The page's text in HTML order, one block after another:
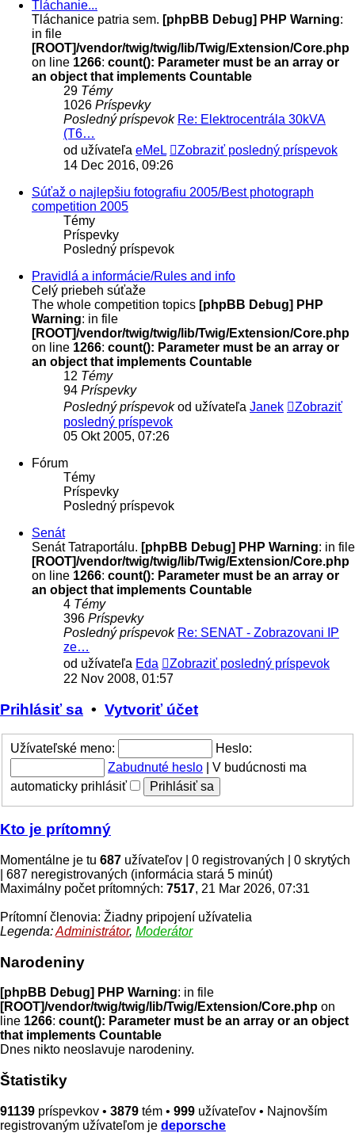
Tláchanie...
Tláchanice patria sem. [phpBB Debug] PHP Warning:
in file
[ROOT]/vendor/twig/twig/lib/Twig/Extension/Core.php
on line 1266: count(): Parameter must be an array or
an object that implements Countable
29 Témy
1026 Príspevky
Posledný príspevok Re: Elektrocentrála 30kVA
(T6…
od užívateľa eMeL
Zobraziť posledný príspevok
14 Dec 2016, 09:26
Súťaž o najlepšiu fotografiu 2005/Best photograph
competition 2005
Témy
Príspevky
Posledný príspevok
Pravidlá a informácie/Rules and info
Celý priebeh súťaže
The whole competition topics [phpBB Debug] PHP
Warning: in file
[ROOT]/vendor/twig/twig/lib/Twig/Extension/Core.php
on line 1266: count(): Parameter must be an array or
an object that implements Countable
12 Témy
94 Príspevky
Posledný príspevokod užívateľa Janek
Zobraziť
posledný príspevok
05 Okt 2005, 07:26
Fórum
Témy
Príspevky
Posledný príspevok
Senát
Senát Tatraportálu. [phpBB Debug] PHP Warning: in file
[ROOT]/vendor/twig/twig/lib/Twig/Extension/Core.php
on line 1266: count(): Parameter must be an array or
an object that implements Countable
4 Témy
396 Príspevky
Posledný príspevok Re: SENAT - Zobrazovani IP
ze…
od užívateľa Eda
Zobraziť posledný príspevok
22 Nov 2008, 01:57
Prihlásiť sa • Vytvoriť účet
Užívateľské meno:
Heslo:
Zabudnuté heslo
V budúcnosti ma
automaticky prihlásiť
Kto je prítomný
Momentálne je tu 687 užívateľov | 0 registrovaných | 0 skrytých
| 687 neregistrovaných (informácia stará 5 minút)
Maximálny počet prítomných: 7517, 21 Mar 2026, 07:31
Prítomní členovia: Žiadny pripojení užívatelia
Legenda:Administrátor, Moderátor
Narodeniny
[phpBB Debug] PHP Warning: in file
[ROOT]/vendor/twig/twig/lib/Twig/Extension/Core.php on
line 1266: count(): Parameter must be an array or an object
that implements Countable
Dnes nikto neoslavuje narodeniny.
Štatistiky
91139 príspevkov • 3879 tém • 999 užívateľov • Najnovším
registrovaným užívateľom je deporsche